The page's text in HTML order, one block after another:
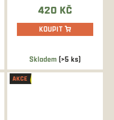
Skladem (>5 ks)
termovizních
přístrojů...
420 KČ
KOUPIT
AKCE